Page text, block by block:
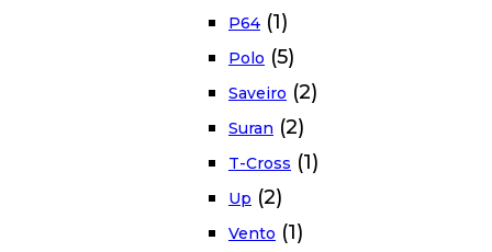
P64 (1)
Polo (5)
Saveiro (2)
Suran (2)
T-Cross (1)
Up (2)
Vento (1)